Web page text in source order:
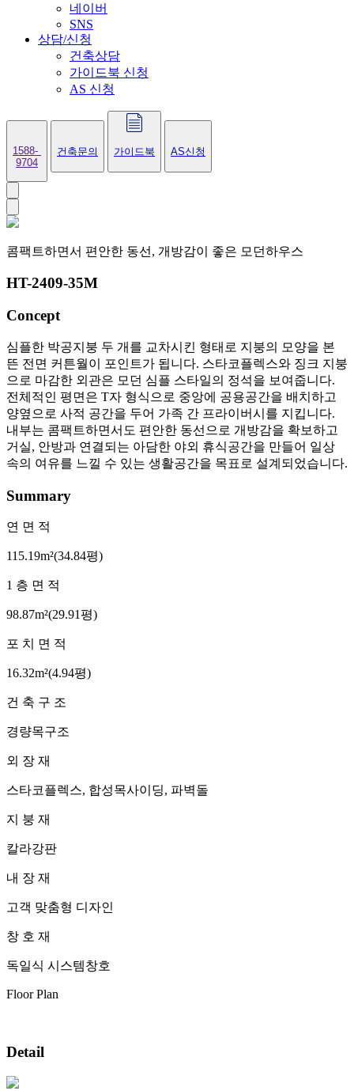
네이버
SNS
상담/신청
건축상담
가이드북 신청
AS 신청
1588-
9704
건축문의 가이드북 AS신청
콤팩트하면서 편안한 동선, 개방감이 좋은 모던하우스
HT-2409-35M
Concept
심플한 박공지붕 두 개를 교차시킨 형태로 지붕의 모양을 본
뜬 전면 커튼월이 포인트가 됩니다. 스타코플렉스와 징크 지붕
으로 마감한 외관은 모던 심플 스타일의 정석을 보여줍니다.
전체적인 평면은 T자 형식으로 중앙에 공용공간을 배치하고
양옆으로 사적 공간을 두어 가족 간 프라이버시를 지킵니다.
내부는 콤팩트하면서도 편안한 동선으로 개방감을 확보하고
거실, 안방과 연결되는 아담한 야외 휴식공간을 만들어 일상
속의 여유를 느낄 수 있는 생활공간을 목표로 설계되었습니다.
Summary
연 면 적
115.19m²(34.84평)
1 층 면 적
98.87m²(29.91평)
포 치 면 적
16.32m²(4.94평)
건 축 구 조
경량목구조
외 장 재
스타코플렉스, 합성목사이딩, 파벽돌
지 붕 재
칼라강판
내 장 재
고객 맞춤형 디자인
창 호 재
독일식 시스템창호
Floor Plan
Detail